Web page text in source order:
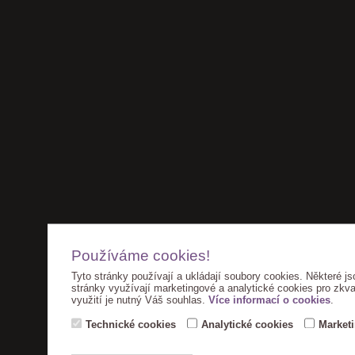
Používáme cookies!
Tyto stránky používají a ukládají soubory cookies. Některé
stránky využívají marketingové a analytické cookies pro
využití je nutný Váš souhlas. Více informací o cookies.
Technické cookies Analytické cookies